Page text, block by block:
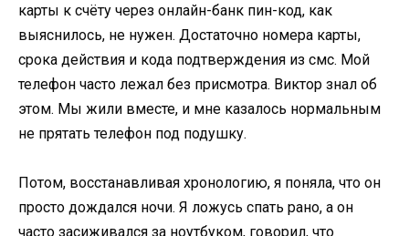
карты к счёту через онлайн-банк пин-код, как
выяснилось, не нужен. Достаточно номера карты,
срока действия и кода подтверждения из смс. Мой
телефон часто лежал без присмотра. Виктор знал об
этом. Мы жили вместе, и мне казалось нормальным
не прятать телефон под подушку.
Потом, восстанавливая хронологию, я поняла, что он
просто дождался ночи. Я ложусь спать рано, а он
часто засиживался за ноутбуком, говорил, что